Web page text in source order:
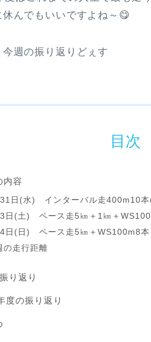
んでもいいですよね～😋
週の振り返りどぇす
目次
内容
日(水) インターバル走400m10本
日(土) ペース走5㎞＋1㎞＋
日(日) ペース走5㎞＋WS100m8本
の走行距離
り返り
度の振り返り